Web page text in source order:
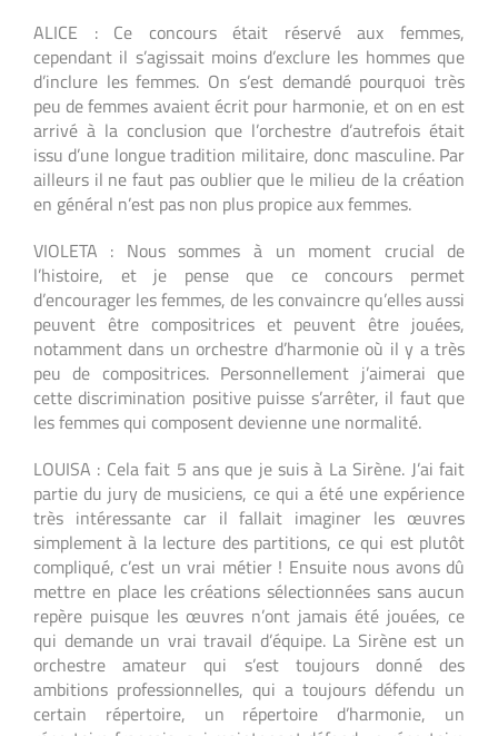
ALICE : Ce concours était réservé aux femmes,
cependant il s’agissait moins d’exclure les hommes que
d’inclure les femmes. On s’est demandé pourquoi très
peu de femmes avaient écrit pour harmonie, et on en est
arrivé à la conclusion que l’orchestre d’autrefois était
issu d’une longue tradition militaire, donc masculine. Par
ailleurs il ne faut pas oublier que le milieu de la création
en général n’est pas non plus propice aux femmes.
VIOLETA : Nous sommes à un moment crucial de
l’histoire, et je pense que ce concours permet
d’encourager les femmes, de les convaincre qu’elles aussi
peuvent être compositrices et peuvent être jouées,
notamment dans un orchestre d’harmonie où il y a très
peu de compositrices. Personnellement j’aimerai que
cette discrimination positive puisse s’arrêter, il faut que
les femmes qui composent devienne une normalité.
LOUISA : Cela fait 5 ans que je suis à La Sirène. J’ai fait
partie du jury de musiciens, ce qui a été une expérience
très intéressante car il fallait imaginer les œuvres
simplement à la lecture des partitions, ce qui est plutôt
compliqué, c’est un vrai métier ! Ensuite nous avons dû
mettre en place les créations sélectionnées sans aucun
repère puisque les œuvres n’ont jamais été jouées, ce
qui demande un vrai travail d’équipe. La Sirène est un
orchestre amateur qui s’est toujours donné des
ambitions professionnelles, qui a toujours défendu un
certain répertoire, un répertoire d’harmonie, un